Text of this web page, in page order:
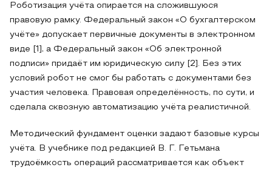
Роботизация учёта опирается на сложившуюся
правовую рамку. Федеральный закон «О бухгалтерском
учёте» допускает первичные документы в электронном
виде [1], а Федеральный закон «Об электронной
подписи» придаёт им юридическую силу [2]. Без этих
условий робот не смог бы работать с документами без
участия человека. Правовая определённость, по сути, и
сделала сквозную автоматизацию учёта реалистичной.
Методический фундамент оценки задают базовые курсы
учёта. В учебнике под редакцией В. Г. Гетьмана
трудоёмкость операций рассматривается как объект